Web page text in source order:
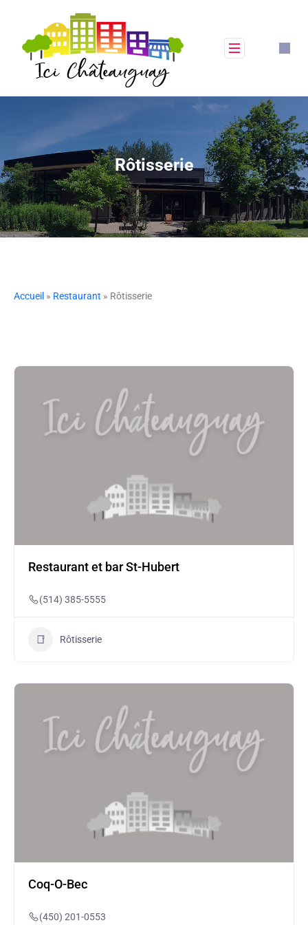
Rôtisserie
Accueil » Restaurant » Rôtisserie
Restaurant et bar St-Hubert
(514) 385-5555
Rôtisserie
Coq-O-Bec
(450) 201-0553